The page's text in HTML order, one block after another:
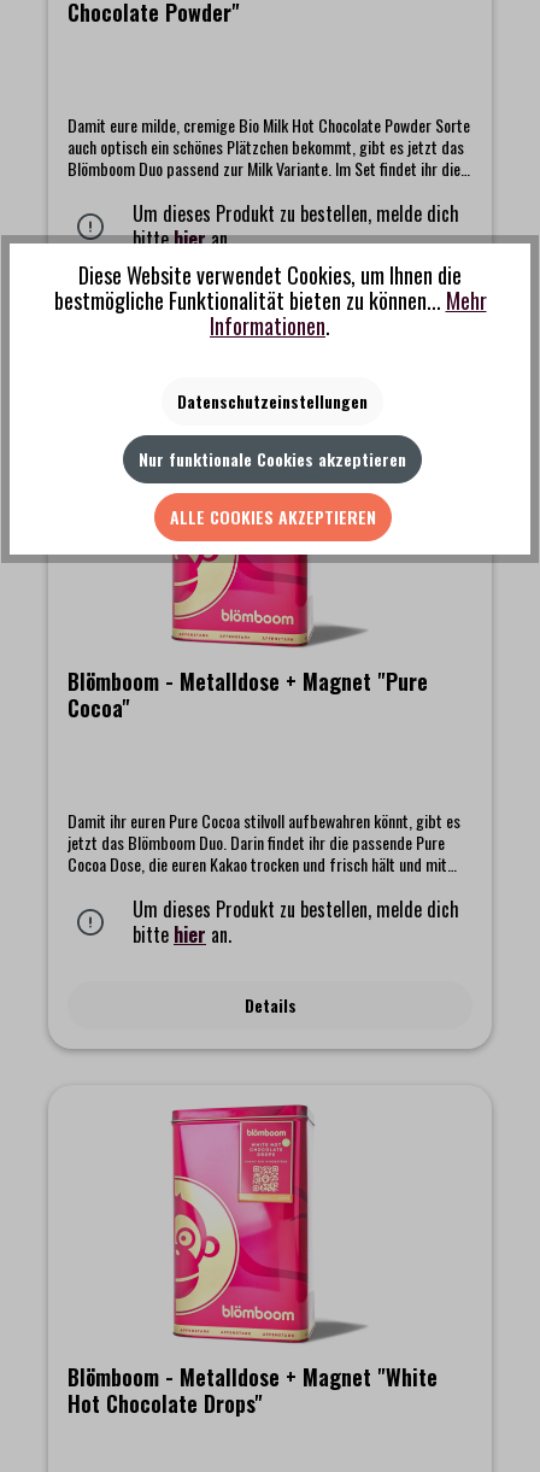
Chocolate Powder"
Damit eure milde, cremige Bio Milk Hot Chocolate Powder Sorte
auch optisch ein schönes Plätzchen bekommt, gibt es jetzt das
Blömboom Duo passend zur Milk Variante. Im Set findet ihr die
freundlichen Look der beliebten Bio Milk Trinkschokolade. Die
Dose hält euer Pulver trocken und lange frisch, während der
gern einen warmen, süßen Akzent setzen möchtet.Das Set
beinhaltet:- Blömboom - Gastronomie - Metalldose für
Refillbeutel- Blömboom Magnet "Milk Hot Chocolate Powder"
Um dieses Produkt zu bestellen, melde dich
bittehieran.
Details
Blömboom - Metalldose + Magnet "Pure
Cocoa"
Damit ihr euren Pure Cocoa stilvoll aufbewahren könnt, gibt es
jetzt das Blömboom Duo. Darin findet ihr die passende Pure
Cocoa Dose, die euren Kakao trocken und frisch hält und mit
Ergänzt wird das Set durch einen liebevoll gestalteten
Magneten, der überall dort ein kleines Stück Blömboom Magie
bringt, wo ihr ihn anheftet.Das Set beinhaltet:- Blömboom -
Um dieses Produkt zu bestellen, melde dich
bitte hier an.
Details
Blömboom - Metalldose + Magnet "White
Hot Chocolate Drops"
Diese Website verwendet Cookies, um Ihnen die
bestmögliche Funktionalität bieten zu können... Mehr
Informationen.
Datenschutzeinstellungen
Nur funktionale Cookies akzeptieren
ALLE COOKIES AKZEPTIEREN